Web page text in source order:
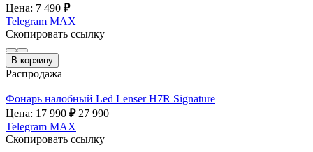
Цена: 7 490 ₽
Telegram MAX
Скопировать ссылку
В корзину
Распродажа
Фонарь налобный Led Lenser H7R Signature
Цена: 17 990 ₽ 27 990
Telegram MAX
Скопировать ссылку